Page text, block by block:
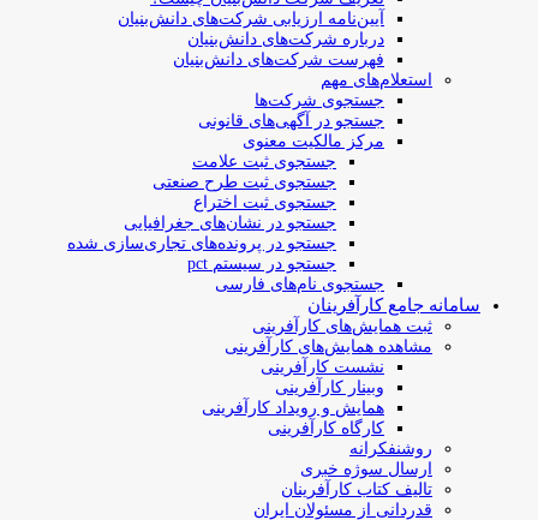
آیین‌نامه ارزیابی شرکت‌های دانش‌بنیان
درباره شرکت‌های دانش‌بنیان
فهرست شرکت‌های دانش‌بنیان
استعلام‌های مهم
جستجوی شرکت‌ها
جستجو در آگهی‌های قانونی
مرکز مالکیت معنوی
جستجوی ثبت علامت
جستجوی ثبت طرح صنعتی
جستجوی ثبت اختراع
جستجو در نشان‌های جغرافیایی
جستجو در پرونده‌های تجاری‌سازی شده
جستجو در سیستم pct
جستجوی نام‌های فارسی
سامانه جامع کارآفرینان
ثبت همایش‌های کارآفرینی
مشاهده همایش‌های کارآفرینی
نشست کارآفرینی
وبینار کارآفرینی
همایش و رویداد کارآفرینی
کارگاه کارآفرینی
روشنفکرانه
ارسال سوژه‌ خبری
تالیف کتاب کارآفرینان
قدردانی از مسئولان ایران